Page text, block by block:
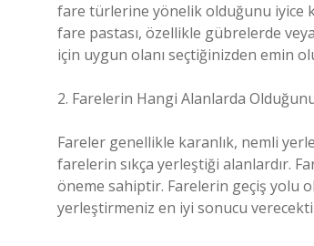
fare türlerine yönelik olduğunu iyice
fare pastası, özellikle gübrelerde
için uygun olanı seçtiğinizden emin
2. Farelerin Hangi Alanlarda
Fareler genellikle karanlık, nemli
farelerin sıkça yerleştiği alanlardır.
öneme sahiptir. Farelerin geçiş yolu
yerleştirmeniz en iyi sonucu